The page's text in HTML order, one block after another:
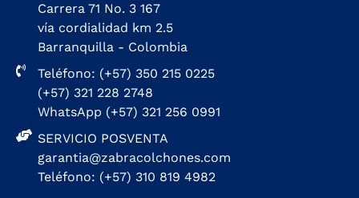
Carrera 71 No. 3 167
vía cordialidad km 2.5
Barranquilla - Colombia
Teléfono: (+57) 350 215 0225
(+57) 321 228 2748
WhatsApp (+57) 321 256 0991
SERVICIO POSVENTA
garantia@zabracolchones.com
Teléfono: (+57) 310 819 4982